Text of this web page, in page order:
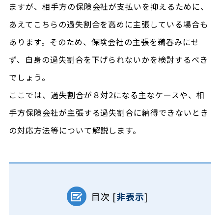
ますが、相手方の保険会社が支払いを抑えるために、
あえてこちらの過失割合を高めに主張している場合も
あります。そのため、保険会社の主張を鵜呑みにせ
ず、自身の過失割合を下げられないかを検討するべき
でしょう。
ここでは、過失割合が８対2になる主なケースや、相
手方保険会社が主張する過失割合に納得できないとき
の対応方法等について解説します。
目次 [非表示]